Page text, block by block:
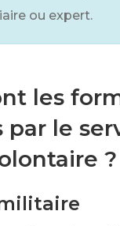
ou expert.
les
par le
?